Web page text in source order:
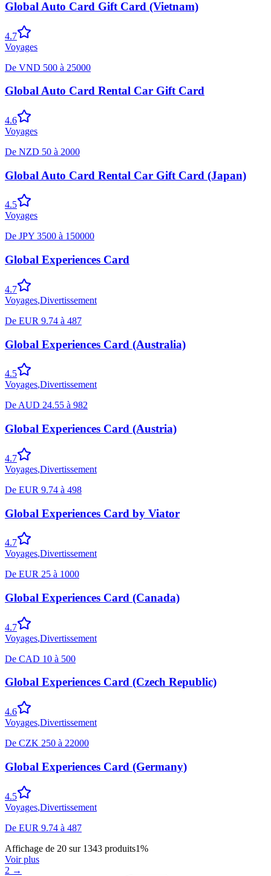
Global Auto Card Gift Card (Vietnam)
4.7
Voyages
De VND 500 à 25000
Global Auto Card Rental Car Gift Card
4.6
Voyages
De NZD 50 à 2000
Global Auto Card Rental Car Gift Card (Japan)
4.5
Voyages
De JPY 3500 à 150000
Global Experiences Card
4.7
Voyages,Divertissement
De EUR 9.74 à 487
Global Experiences Card (Australia)
4.5
Voyages,Divertissement
De AUD 24.55 à 982
Global Experiences Card (Austria)
4.7
Voyages,Divertissement
De EUR 9.74 à 498
Global Experiences Card by Viator
4.7
Voyages,Divertissement
De EUR 25 à 1000
Global Experiences Card (Canada)
4.7
Voyages,Divertissement
De CAD 10 à 500
Global Experiences Card (Czech Republic)
4.6
Voyages,Divertissement
De CZK 250 à 22000
Global Experiences Card (Germany)
4.5
Voyages,Divertissement
De EUR 9.74 à 487
Affichage de 20 sur 1343 produits1%
Voir plus
2 →